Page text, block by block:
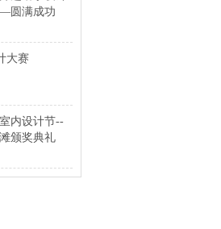
圆满成功
大赛
内设计节--
颁奖典礼